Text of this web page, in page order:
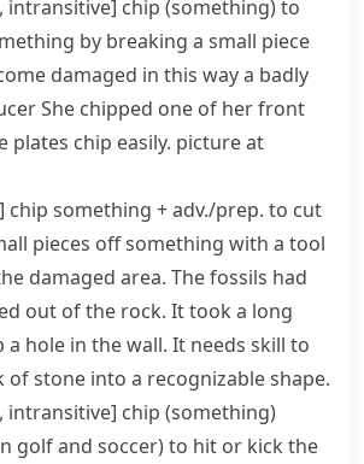
, intransitive] chip (something)to
by breaking a small piece
damaged in this waya badly
She chipped one of her front
plates chip easily. picture at
] chip something + adv./prep. to cut
pieces off something with a tool
damaged area. The fossils had
out of the rock. It took a long
a hole in the wall. It needs skill to
of stone into a recognizable shape.
, intransitive] chip (something)
golfand soccer)to hit or kick the